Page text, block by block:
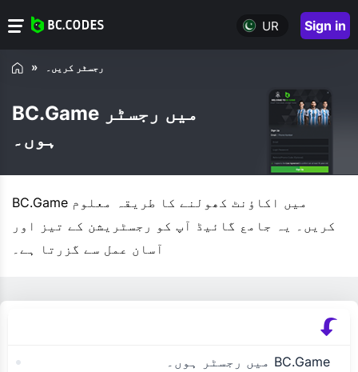
UR Sign in
رجسٹر کریں۔
BC.Game میں رجسٹر
ہوں۔
BC.Game میں اکاؤنٹ کھولنے کا طریقہ معلوم
کریں۔ یہ جامع گائیڈ آپ کو رجسٹریشن کے تیز اور
آسان عمل سے گزرتا ہے۔
BC.Game میں رجسٹر ہوں۔